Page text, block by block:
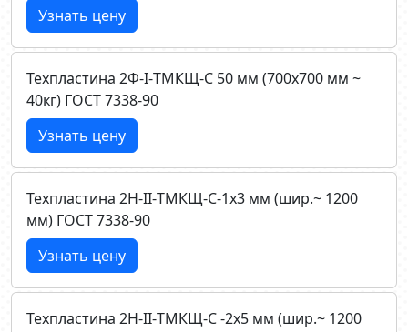
Узнать цену
Техпластина 2Ф-I-ТМКЩ-C 50 мм (700х700 мм ~
40кг) ГОСТ 7338-90
Узнать цену
Техпластина 2Н-II-ТМКЩ-C-1х3 мм (шир.~ 1200
мм) ГОСТ 7338-90
Узнать цену
Техпластина 2Н-II-ТМКЩ-C -2х5 мм (шир.~ 1200